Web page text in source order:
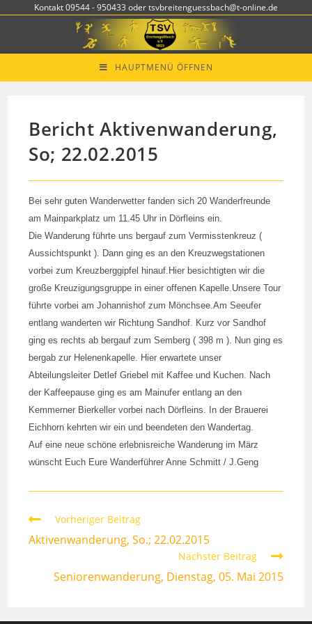
Kontakt 09544 - 950433 oder tsvbreitenguessbach@t-online.de
HAUPTMENÜ ÖFFNEN
Bericht Aktivenwanderung,
So; 22.02.2015
Bei sehr guten Wanderwetter fanden sich 20 Wanderfreunde
am Mainparkplatz um 11.45 Uhr in Dörfleins ein.
Die Wanderung führte uns bergauf zum Vermisstenkreuz (
Aussichtspunkt ). Dann ging es an den Kreuzwegstationen
vorbei zum Kreuzberggipfel hinauf.Hier besichtigten wir die
große Kreuzigungsgruppe in einer offenen Kapelle.Unsere Tour
führte vorbei am Johannishof zum Mönchsee.Am Seeufer
entlang wanderten wir Richtung Sandhof. Kurz vor Sandhof
ging es rechts ab bergauf zum Semberg ( 398 m ). Nun ging es
bergab zur Helenenkapelle. Hier erwartete unser
Abteilungsleiter Detlef Griebel mit Kaffee und Kuchen. Nach
der Kaffeepause ging es am Mainufer entlang an den
Kemmerner Bierkeller vorbei nach Dörfleins. In der Brauerei
Eichhorn kehrten wir ein und beendeten den Wandertag.
Auf eine neue schöne erlebnisreiche Wanderung im März
wünscht Euch Eure Wanderführer Anne Schmitt / J.Geng
Weitere
Artikel
ansehen
Vorheriger Beitrag
Aktivenwanderung, So.; 22.02.2015
Nächster Beitrag
Seniorenwanderung, Dienstag, 05. Mai 2015